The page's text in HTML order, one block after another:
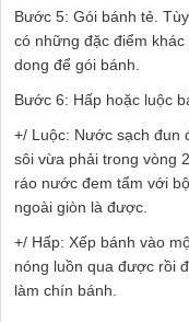
Bước 5: Gói bánh tẻ.
có những đặc điểm
dong để gói bánh.
Bước 6: Hấp hoặc luộc
+/ Luộc: Nước sạch đun
sôi vừa phải trong vòng
ráo nước đem tẩm với
ngoài giòn là được.
+/ Hấp: Xếp bánh vào
nóng luồn qua được rồi
làm chín bánh.